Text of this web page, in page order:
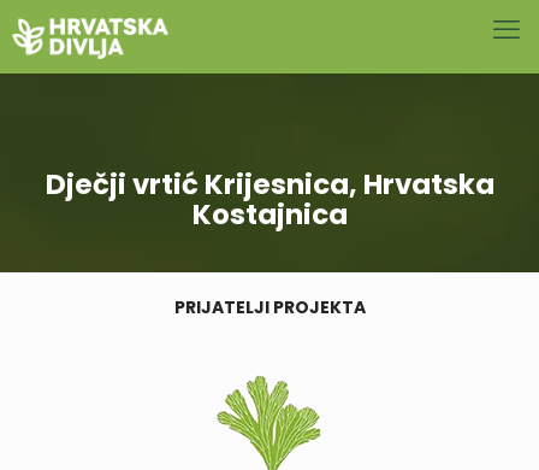
Dječji vrtić Krijesnica, Hrvatska
Kostajnica
PRIJATELJI PROJEKTA